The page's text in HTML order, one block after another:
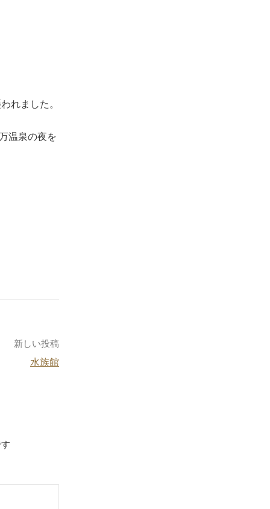
れました。
温泉の夜を
新しい投稿
水族館